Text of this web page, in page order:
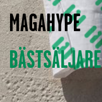
MAGAHYPE
BÄSTSÄLJARE